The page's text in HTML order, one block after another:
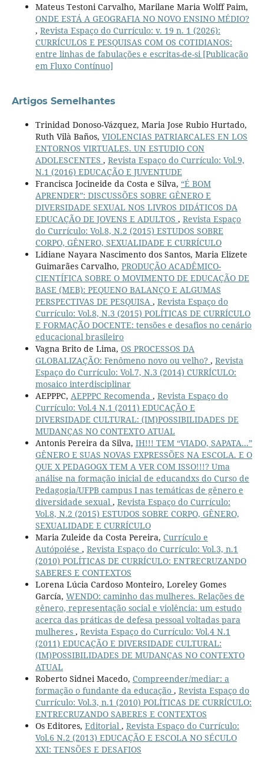
Mateus Testoni Carvalho, Marilane Maria Wolff Paim,
ONDE ESTÁ A GEOGRAFIA NO NOVO ENSINO MÉDIO?
, Revista Espaço do Currículo: v. 19 n. 1 (2026):
CURRÍCULOS E PESQUISAS COM OS COTIDIANOS:
entre linhas de fabulações e escritas-de-si [Publicação
em Fluxo Contínuo]
Artigos Semelhantes
Trinidad Donoso-Vázquez, Maria Jose Rubio Hurtado,
Ruth Vilà Baños, VIOLENCIAS PATRIARCALES EN LOS
ENTORNOS VIRTUALES. UN ESTUDIO CON
ADOLESCENTES , Revista Espaço do Currículo: Vol.9,
N.1 (2016) EDUCAÇÃO E JUVENTUDE
Francisca Jocineide da Costa e Silva, “É BOM
APRENDER”: DISCUSSÕES SOBRE GÊNERO E
DIVERSIDADE SEXUAL NOS LIVROS DIDÁTICOS DA
EDUCAÇÃO DE JOVENS E ADULTOS , Revista Espaço
do Currículo: Vol.8, N.2 (2015) ESTUDOS SOBRE
CORPO, GÊNERO, SEXUALIDADE E CURRÍCULO
Lidiane Nayara Nascimento dos Santos, Maria Elizete
Guimarães Carvalho, PRODUÇÃO ACADÊMICO-
CIENTÍFICA SOBRE O MOVIMENTO DE EDUCAÇÃO DE
BASE (MEB): PEQUENO BALANÇO E ALGUMAS
PERSPECTIVAS DE PESQUISA , Revista Espaço do
Currículo: Vol.8, N.3 (2015) POLÍTICAS DE CURRÍCULO
E FORMAÇÃO DOCENTE: tensões e desafios no cenário
educacional brasileiro
Vagna Brito de Lima, OS PROCESSOS DA
GLOBALIZAÇÃO: Fenômeno novo ou velho? , Revista
Espaço do Currículo: Vol.7, N.3 (2014) CURRÍCULO:
mosaico interdisciplinar
AEPPPC, AEPPPC Recomenda , Revista Espaço do
Currículo: Vol.4 N.1 (2011) EDUCAÇÃO E
DIVERSIDADE CULTURAL: (IM)POSSIBILIDADES DE
MUDANÇAS NO CONTEXTO ATUAL
Antonis Pereira da Silva, IH!!! TEM “VIADO, SAPATA...”
GÊNERO E SUAS NOVAS EXPRESSÕES NA ESCOLA. E O
QUE X PEDAGOGX TEM A VER COM ISSO!!!? Uma
análise na formação inicial de educandxs do Curso de
Pedagogia/UFPB campus I nas temáticas de gênero e
diversidade sexual , Revista Espaço do Currículo:
Vol.8, N.2 (2015) ESTUDOS SOBRE CORPO, GÊNERO,
SEXUALIDADE E CURRÍCULO
Maria Zuleide da Costa Pereira, Currículo e
Autópoiése , Revista Espaço do Currículo: Vol.3, n.1
(2010) POLÍTICAS DE CURRÍCULO: ENTRECRUZANDO
SABERES E CONTEXTOS
Lorena Lúcia Cardoso Monteiro, Loreley Gomes
García, WENDO: caminho das mulheres. Relações de
gênero, representação social e violência: um estudo
acerca das práticas de defesa pessoal voltadas para
mulheres , Revista Espaço do Currículo: Vol.4 N.1
(2011) EDUCAÇÃO E DIVERSIDADE CULTURAL:
(IM)POSSIBILIDADES DE MUDANÇAS NO CONTEXTO
ATUAL
Roberto Sidnei Macedo, Compreender/mediar: a
formação o fundante da educação , Revista Espaço do
Currículo: Vol.3, n.1 (2010) POLÍTICAS DE CURRÍCULO:
ENTRECRUZANDO SABERES E CONTEXTOS
Os Editores, Editorial , Revista Espaço do Currículo:
Vol.6 N.2 (2013) EDUCAÇÃO E ESCOLA NO SÉCULO
XXI: TENSÕES E DESAFIOS